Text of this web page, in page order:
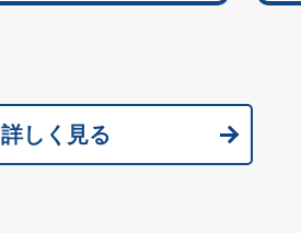
詳しく見る